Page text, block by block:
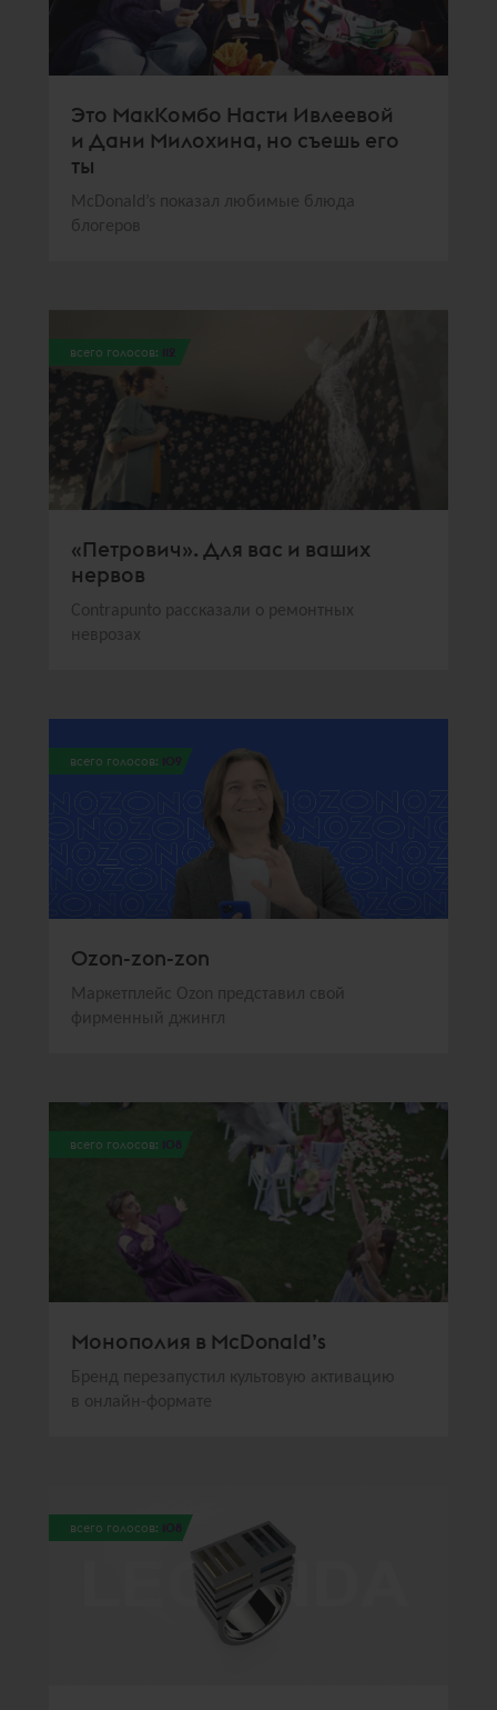
Это МакКомбо Насти Ивлеевой
и Дани Милохина, но съешь его
ты
McDonald’s показал любимые блюда
блогеров
всего голосов: 112
«Петрович». Для вас и ваших
нервов
Contrapunto рассказали о ремонтных
неврозах
всего голосов: 109
Ozon-zon-zon
Маркетплейс Ozon представил свой
фирменный джингл
всего голосов: 108
Монополия в McDonald’s
Бренд перезапустил культовую активацию
в онлайн-формате
всего голосов: 108